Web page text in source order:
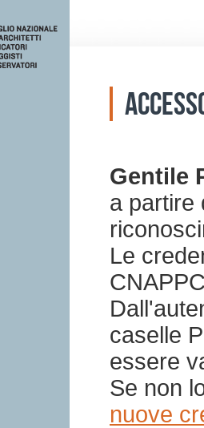
Gentile
a partire
Le
caselle
essere
Se non
nuove